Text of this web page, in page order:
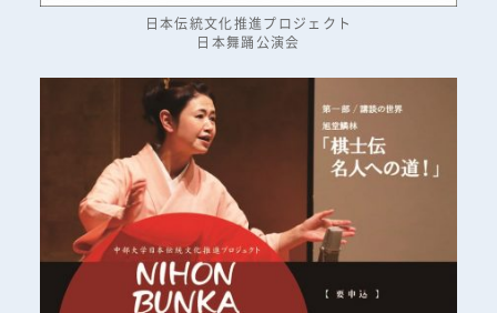
日本伝統文化推進プロジェクト
日本舞踊公演会